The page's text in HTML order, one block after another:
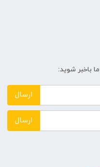
گرافیکی
باخبر شوید:
ارسال
ارسال